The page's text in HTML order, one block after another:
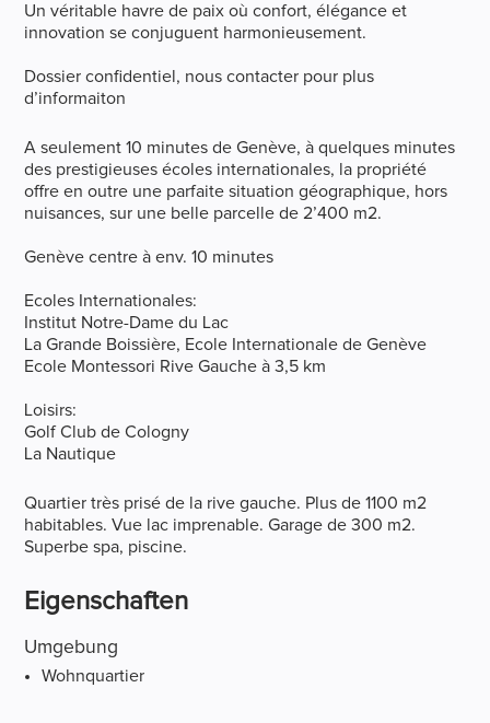
Un véritable havre de paix où confort, élégance et
innovation se conjuguent harmonieusement.
Dossier confidentiel, nous contacter pour plus
d’informaiton
A seulement 10 minutes de Genève, à quelques minutes
des prestigieuses écoles internationales, la propriété
offre en outre une parfaite situation géographique, hors
nuisances, sur une belle parcelle de 2’400 m2.
Genève centre à env. 10 minutes
Ecoles Internationales:
Institut Notre-Dame du Lac
La Grande Boissière, Ecole Internationale de Genève
Ecole Montessori Rive Gauche à 3,5 km
Loisirs:
Golf Club de Cologny
La Nautique
Quartier très prisé de la rive gauche. Plus de 1100 m2
habitables. Vue lac imprenable. Garage de 300 m2.
Superbe spa, piscine.
Eigenschaften
Umgebung
Wohnquartier